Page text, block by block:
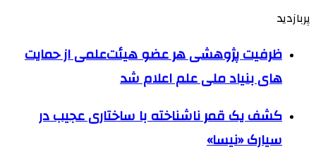
پربازدید
ظرفیت پژوهشی هر عضو هیئت‌علمی از حمایت
های بنیاد ملی علم اعلام شد
کشف یک قمر ناشناخته با ساختاری عجیب در
سیارک «نیسا»